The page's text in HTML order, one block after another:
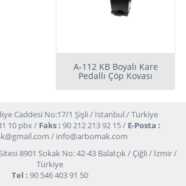
A-112 KB Boyalı Kare
Pedallı Çöp Kovası
Caddesi No:17/1 Şişli / İstanbul / Türkiye
10 pbx / Faks : 90 212 213 92 15 / E-Posta :
/ info@arbomak.com
8901 Sokak No: 42-43 Balatçık / Çiğli / İzmir /
Türkiye
Tel : 90 546 403 91 50